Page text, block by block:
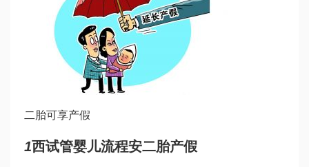
二胎可享产假
1西试管婴儿流程安二胎产假